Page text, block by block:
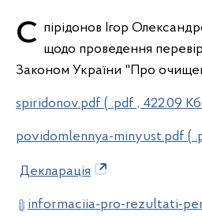
Спірідонов Ігор Олександрович - Інформація щодо проведення
Законом України "Про
spiridonov.pdf ( .pdf , 422.09 Кб
povidomlennya-minyust.pdf (
Декларація
informaciia-pro-rezultati-